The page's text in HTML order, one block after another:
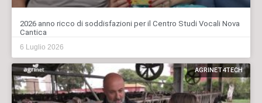
2026 anno ricco di soddisfazioni per il Centro Studi Vocali Nova
Cantica
6 Luglio 2026
AGRINET4TECH